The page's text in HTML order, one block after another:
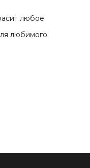
любое
любимого